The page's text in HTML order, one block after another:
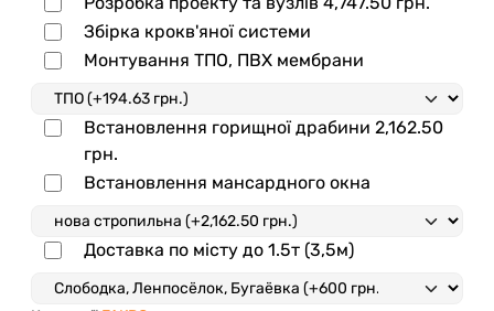
Збірка крокв'яної системи
Монтування ТПО, ПВХ мембрани
Встановлення горищної драбини 2,162.50
грн.
Встановлення мансардного окна
Доставка по місту до 1.5т (3,5м)